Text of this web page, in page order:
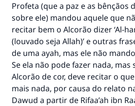
Profeta (que a paz e as bênçãos
sobre ele) mandou aquele que
recitar bem o Alcorão dizer ‘Al-
(louvado seja Allah)’ e outras
de uma ayah, mas ele não
Se ela não pode fazer nada, mas
Alcorão de cor, deve recitar o
mais nada, por causa do relato
Dawud a partir de Rifaa’ah ibn